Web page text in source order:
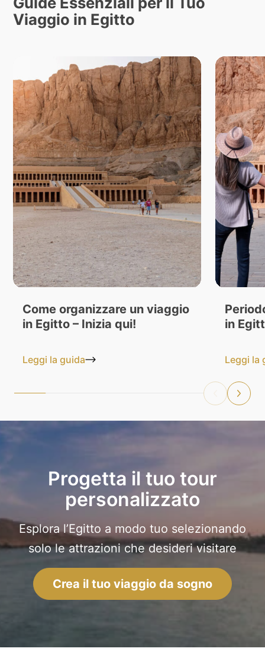
Viaggio in Egitto
Come organizzare un viaggio
in Egitto – Inizia qui!
Leggi la guida
in
Leggi la
Progetta il tuo tour
personalizzato
Esplora l’Egitto a modo tuo selezionando
solo le attrazioni che desideri visitare
Crea il tuo viaggio da sogno